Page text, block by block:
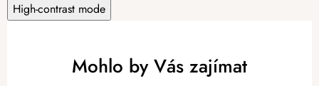
High-contrast mode
Mohlo by Vás zajímat